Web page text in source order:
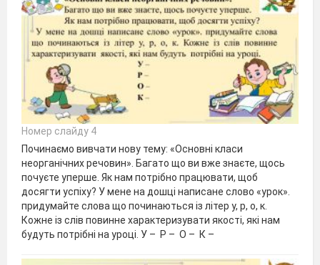
Номер слайду 4
Починаємо вивчати нову тему: «Основні класи
неорганічних речовин». Багато що ви вже знаєте, щось
почуєте уперше. Як нам потрібно працювати, щоб
досягти успіху? У мене на дошці написане слово «урок».
придумайте слова що починаються із літер у, р, о, к.
Кожне із слів повинне характеризувати якості, які нам
будуть потрібні на уроці. У – Р – О – К –